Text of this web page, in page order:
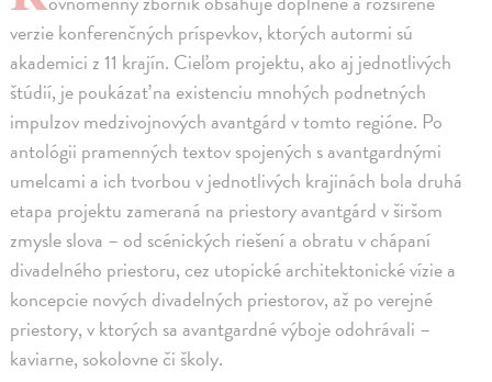
verzie konferenčných príspevkov, ktorých autormi sú
akademici z 11 krajín. Cieľom projektu, ako aj jednotlivých
štúdií, je poukázať na existenciu mnohých podnetných
impulzov medzivojnových avantgárd v tomto regióne. Po
antológii pramenných textov spojených s avantgardnými
umelcami a ich tvorbou v jednotlivých krajinách bola druhá
etapa projektu zameraná na priestory avantgárd v širšom
zmysle slova – od scénických riešení a obratu v chápaní
divadelného priestoru, cez utopické architektonické vízie a
koncepcie nových divadelných priestorov, až po verejné
priestory, v ktorých sa avantgardné výboje odohrávali –
kaviarne, sokolovne či školy.